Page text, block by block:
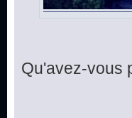
Qu'avez-vous